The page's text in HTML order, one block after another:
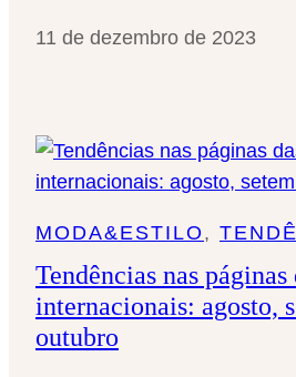
11 de dezembro de 2023
MODA&ESTILO ,
Tendências nas páginas
internacionais: agosto,
outubro